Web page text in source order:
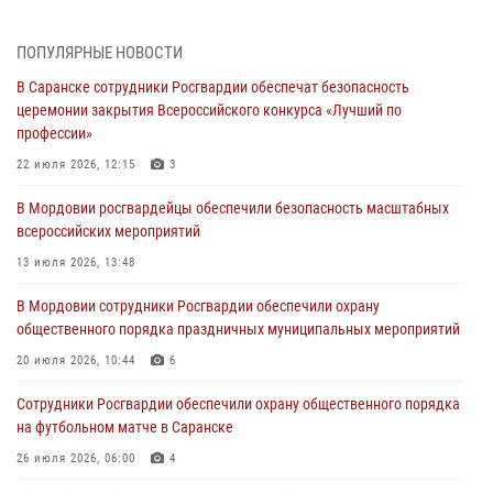
06 августа 2026, 08:14 9
В Саранске сотрудники Росгвардии задержали дебошира,
повредившего имущество в кафе
06 августа 2026, 07:03
незамедлительно
05 августа 2026, 15:04
подозреваемого в причинении телесных повреждений супруге
05 августа 2026, 12:34
проведения масштабного праздника в Темникове
05 августа 2026, 09:04 4
ПОПУЛЯРНЫЕ НОВОСТИ
В Саранске сотрудники Росгвардии обеспечат безопасность
церемонии закрытия Всероссийского конкурса «Лучший по
профессии»
22 июля 2026, 12:15 3
В Мордовии росгвардейцы обеспечили безопасность масштабных
всероссийских мероприятий
13 июля 2026, 13:48
В Мордовии сотрудники Росгвардии обеспечили охрану
общественного порядка праздничных муниципальных мероприятий
20 июля 2026, 10:44 6
Сотрудники Росгвардии обеспечили охрану общественного порядка
на футбольном матче в Саранске
26 июля 2026, 06:00 4